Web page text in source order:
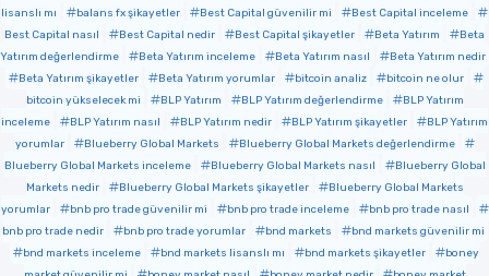
lisanslı mı
balans fx şikayetler Best Capital güvenilir mi
Best Capital inceleme
Best Capital nasıl
Best Capital nedir Best Capital şikayetler Beta Yatırım
Beta
Yatırım değerlendirme
Beta Yatırım inceleme Beta Yatırım nasıl
Beta Yatırım nedir
Beta Yatırım şikayetler
Beta Yatırım yorumlar bitcoin analiz
bitcoin ne olur
bitcoin yükselecek mi
BLP Yatırım BLP Yatırım değerlendirme
BLP Yatırım
inceleme
BLP Yatırım nasıl BLP Yatırım nedir BLP Yatırım şikayetler
BLP Yatırım
yorumlar
Blueberry Global Markets
Blueberry Global Markets değerlendirme
Blueberry Global Markets inceleme
Blueberry Global Markets nasıl
Blueberry Global
Markets nedir
Blueberry Global Markets şikayetler
Blueberry Global Markets
yorumlar
bnb pro trade güvenilir mi bnb pro trade inceleme
bnb pro trade nasıl
bnb pro trade nedir
bnb pro trade yorumlar bnd markets
bnd markets güvenilir mi
bnd markets inceleme
bnd markets lisanslı mı bnd markets şikayetler
boney